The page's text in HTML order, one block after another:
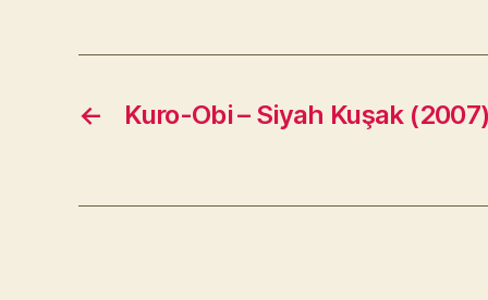
← Kuro-Obi – Siyah Kuşak (2007)